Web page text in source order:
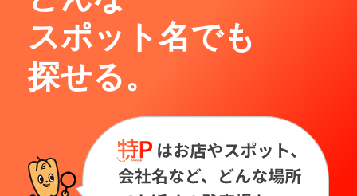
スポット名でも
探せる。